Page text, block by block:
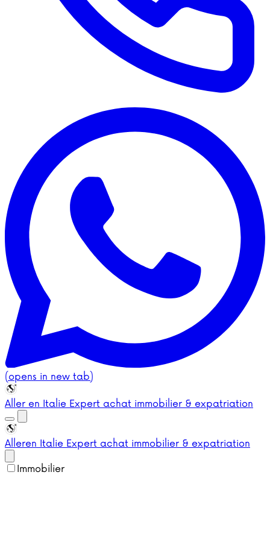
(opens in new tab)
Aller en Italie Expert achat immobilier & expatriation
Alleren Italie Expert achat immobilier & expatriation
Immobilier